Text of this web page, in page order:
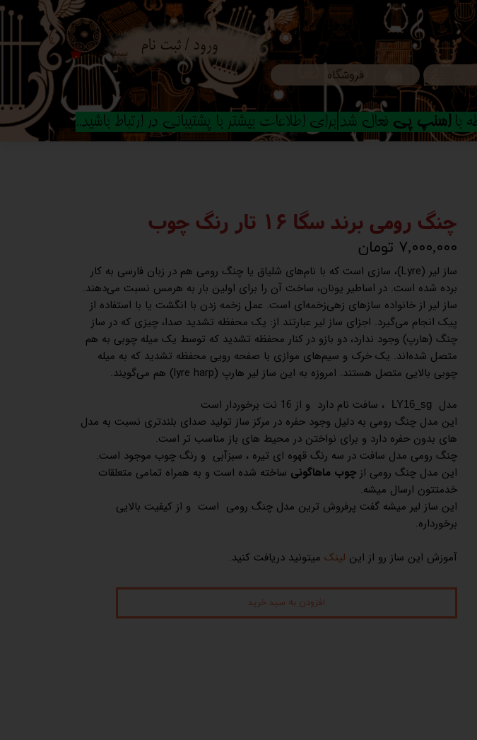
فروشگاه
۰ سبد خرید ورود / ثبت نام
حساب کاربری من
تغییر گذر واژه
اسنپ پی فعال شد|برای اطلاعات بیشتر با پشتیبانی در ارتباط باشید..
چنگ رومی برند سگا 16 تار رنگ چوب
۷,۰۰۰,۰۰۰ تومان
ساز لیر (Lyre)، سازی است که با نام‌های شلیاق یا چنگ رومی هم در زبان فارسی به کار
برده شده است. در اساطیر یونان، ساخت آن را برای اولین بار به هرمس نسبت می‌دهند.
ساز لیر از خانواده سازهای زهی‌زخمه‌ای است. عمل زخمه زدن با انگشت یا با استفاده از
پیک انجام می‌گیرد. اجزای ساز لیر عبارتند از: یک محفظه تشدید صدا، چیزی که در ساز
چنگ (هارپ) وجود ندارد، دو بازو در کنار محفظه تشدید که توسط یک میله چوبی به هم
متصل شده‌اند. یک خرک و سیم‌های موازی با صفحه رویی محفظه تشدید که به میله
چوبی بالایی متصل هستند. امروزه به این ساز لیر هارپ (lyre harp) هم می‌گویند.
مدل
LY16_sg
، سافت نام دارد و از 16 نت برخوردار است
این مدل چنگ رومی به دلیل وجود حفره در مرکز ساز تولید صدای بلندتری نسبت به مدل
های بدون حفره دارد و برای نواختن در محیط های باز مناسب تر است.
چنگ رومی مدل سافت در سه رنگ قهوه ای تیره ، سبزآبی و رنگ چوب موجود است.
این مدل چنگ رومی از چوب ماهاگونی ساخته شده است و به همراه تمامی متعلقات
خدمتتون ارسال میشه.
این ساز لیر میشه گفت پرفروش ترین مدل چنگ رومی است و از کیفیت بالایی
برخورداره.
آموزش این ساز رو از این لینک میتونید دریافت کنید.
افزودن به سبد خرید